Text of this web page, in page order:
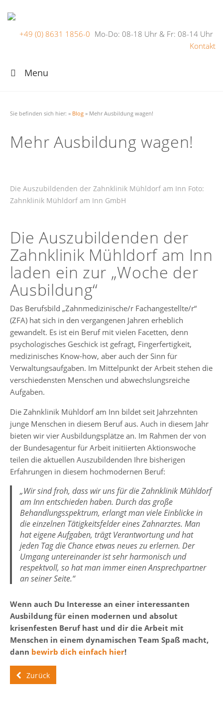
+49 (0) 8631 1856-0 Mo-Do: 08-18 Uhr & Fr: 08-14 Uhr
Kontakt
Menu
Sie befinden sich hier: » Blog» Mehr Ausbildung wagen!
Mehr Ausbildung wagen!
Die Auszubildenden der Zahnklinik Mühldorf am Inn Foto:
Zahnklinik Mühldorf am Inn GmbH
Die Auszubildenden der
Zahnklinik Mühldorf am Inn
laden ein zur „Woche der
Ausbildung“
Das Berufsbild „Zahnmedizinische/r Fachangestellte/r“
(ZFA) hat sich in den vergangenen Jahren erheblich
gewandelt. Es ist ein Beruf mit vielen Facetten, denn
psychologisches Geschick ist gefragt, Fingerfertigkeit,
medizinisches Know-how, aber auch der Sinn für
Verwaltungsaufgaben. Im Mittelpunkt der Arbeit stehen die
verschiedensten Menschen und abwechslungsreiche
Aufgaben.
Die Zahnklinik Mühldorf am Inn bildet seit Jahrzehnten
junge Menschen in diesem Beruf aus. Auch in diesem Jahr
bieten wir vier Ausbildungsplätze an. Im Rahmen der von
der Bundesagentur für Arbeit initiierten Aktionswoche
teilen die aktuellen Auszubildenden Ihre bisherigen
Erfahrungen in diesem hochmodernen Beruf:
„Wir sind froh, dass wir uns für die Zahnklinik Mühldorf
am Inn entschieden haben. Durch das große
Behandlungsspektrum, erlangt man viele Einblicke in
die einzelnen Tätigkeitsfelder eines Zahnarztes. Man
hat eigene Aufgaben, trägt Verantwortung und hat
jeden Tag die Chance etwas neues zu erlernen. Der
Umgang untereinander ist sehr harmonisch und
respektvoll, so hat man immer einen Ansprechpartner
an seiner Seite.“
Wenn auch Du Interesse an einer interessanten
Ausbildung für einen modernen und absolut
krisenfesten Beruf hast und dir die Arbeit mit
Menschen in einem dynamischen Team Spaß macht,
dann bewirb dich einfach hier!
Zurück